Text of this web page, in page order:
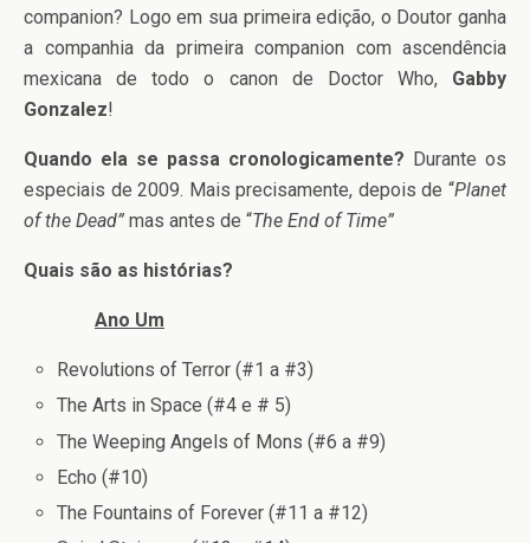
companion? Logo em sua primeira edição, o Doutor ganha
a companhia da primeira companion com ascendência
mexicana de todo o canon de Doctor Who, Gabby
Gonzalez!
Quando ela se passa cronologicamente? Durante os
especiais de 2009. Mais precisamente, depois de “Planet
of the Dead” mas antes de “The End of Time”
Quais são as histórias?
Ano Um
Revolutions of Terror (#1 a #3)
The Arts in Space (#4 e # 5)
The Weeping Angels of Mons (#6 a #9)
Echo (#10)
The Fountains of Forever (#11 a #12)